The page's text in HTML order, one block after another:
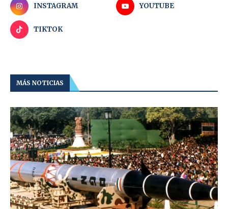
INSTAGRAM YOUTUBE
TIKTOK
MÁS NOTICIAS